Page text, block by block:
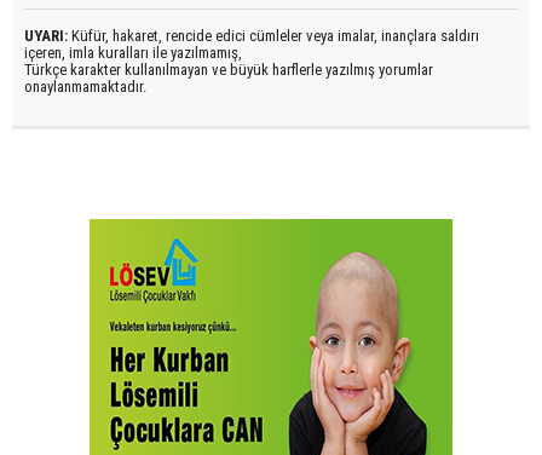
UYARI: Küfür, hakaret, rencide edici cümleler veya imalar, inançlara saldırı
içeren, imla kuralları ile yazılmamış,
Türkçe karakter kullanılmayan ve büyük harflerle yazılmış yorumlar
onaylanmamaktadır.